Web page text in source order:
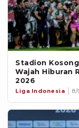
Stadion
Wajah Hiburan
2026
Liga Indonesia 8/